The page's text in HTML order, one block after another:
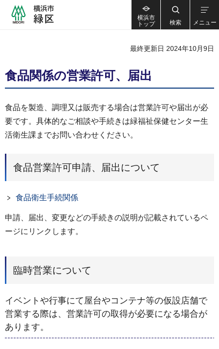
横浜市
トップ
検索 メニュー
最終更新日 2024年10月9日
食品関係の営業許可、届出
食品を製造、調理又は販売する場合は営業許可や届出が必
要です。具体的なご相談や手続きは緑福祉保健センター生
活衛生課までお問い合わせください。
食品営業許可申請、届出について
食品衛生手続関係
申請、届出、変更などの手続きの説明が記載されているペ
ージにリンクします。
臨時営業について
イベントや行事にて屋台やコンテナ等の仮設店舗で
営業する際は、営業許可の取得が必要になる場合が
あります。